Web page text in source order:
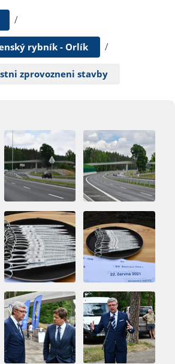
/
rybník - Orlík /
zprovozneni stavby